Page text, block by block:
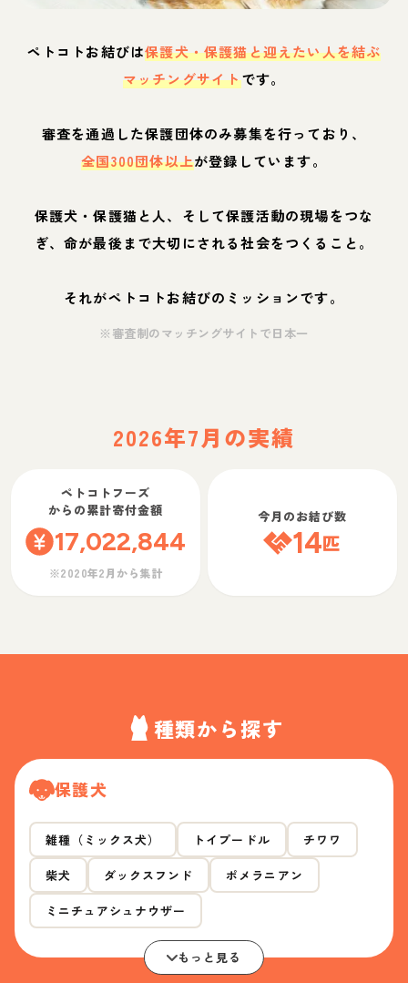
ペトコトお結びは保護犬・保護猫と迎えたい人を結ぶ
マッチングサイトです。
審査を通過した保護団体のみ募集を行っており、
全国300団体以上が登録しています。
保護犬・保護猫と人、そして保護活動の現場をつな
ぎ、命が最後まで大切にされる社会をつくること。
それがペトコトお結びのミッションです。
※審査制のマッチングサイトで日本一
2026年7月の実績
ペトコトフーズ
からの累計寄付金額
17,022,844
※2020年2月から集計
今月のお結び数
14匹
種類から探す
保護犬
雑種（ミックス犬） トイプードル チワワ
柴犬 ダックスフンド ポメラニアン
ミニチュアシュナウザー
もっと見る